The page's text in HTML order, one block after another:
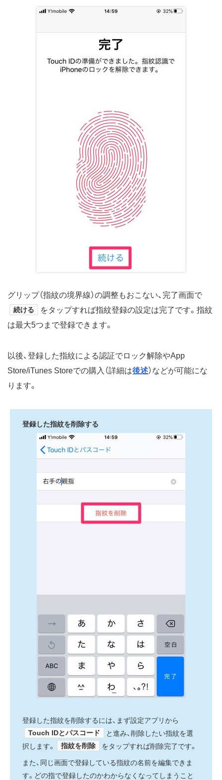
グリップ（指紋の境界線）の調整もおこない、完了画面で
続ける
をタップすれば指紋登録の設定は完了です。指紋
は最大5つまで登録できます。
以後、登録した指紋による認証でロック解除やApp
Store/iTunes Storeでの購入（詳細は後述）などが可能にな
ります。
登録した指紋を削除する
登録した指紋を削除するには、まず設定アプリから
Touch IDとパスコード
と進み、削除したい指紋を選
択します。
指紋を削除 をタップすれば削除完了です。
また、同じ画面で登録している指紋の名前を編集できま
す。どの指で登録したのかわからなくなってしまうこと